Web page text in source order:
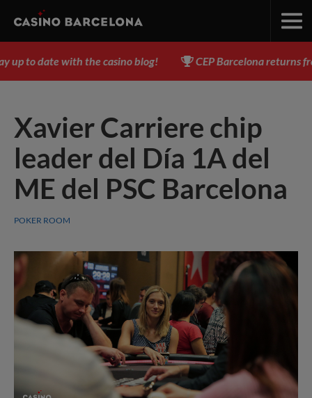
to date with the casino blog! CEP Barcelona returns
Xavier Carriere chip
leader del Día 1A del
ME del PSC Barcelona
POKER ROOM